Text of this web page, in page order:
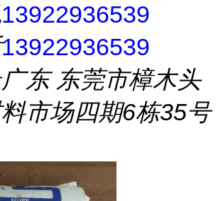
13922936539
13922936539
广东 东莞市樟木头
市场四期6栋35号